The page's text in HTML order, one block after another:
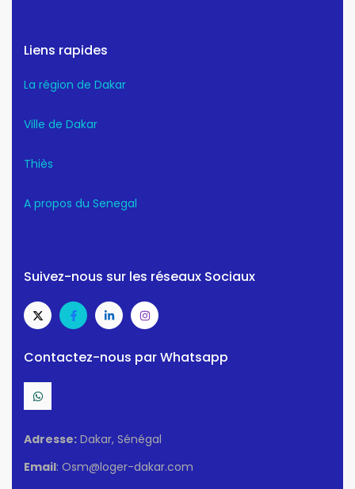
Liens rapides
La région de Dakar
Ville de Dakar
Thiès
A propos du Senegal
Suivez-nous sur les réseaux Sociaux
Contactez-nous par Whatsapp
Adresse: Dakar, Sénégal
Email: Osm@loger-dakar.com